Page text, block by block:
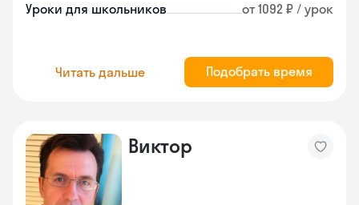
Уроки для школьников от 1092 ₽ / урок
Читать дальше Подобрать время
Виктор